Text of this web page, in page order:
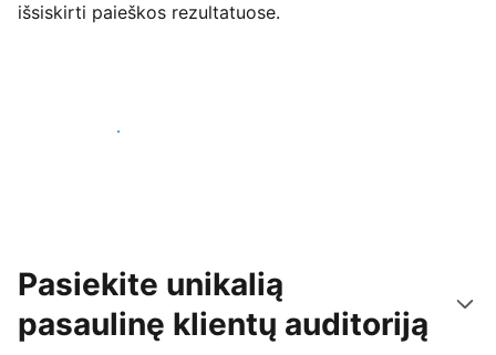
išsiskirti paieškos rezultatuose.
Pradėti jau šiandien
Pasiekite unikalią
pasaulinę klientų auditoriją